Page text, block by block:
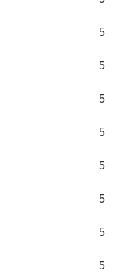
5
5
5
5
5
5
5
5